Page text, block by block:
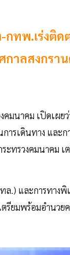
ทพ.เร่งติ
กาลสงกร
มนาคม เปิดเผ
ารเดินทาง และ
ทรวงคมนาคม
ล.) และการทาง
ยมพร้อมอำนวย